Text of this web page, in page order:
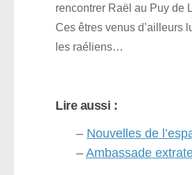
rencontrer Raël au Puy de
Ces êtres venus d’ailleurs
les raéliens…
Lire aussi :
– Nouvelles de
– Ambassade